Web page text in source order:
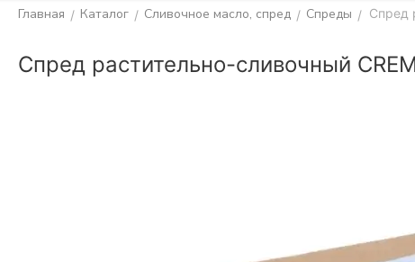
Главная / Каталог / Сливочное масло, спред / Спреды / Спред
Спред растительно-сливочный